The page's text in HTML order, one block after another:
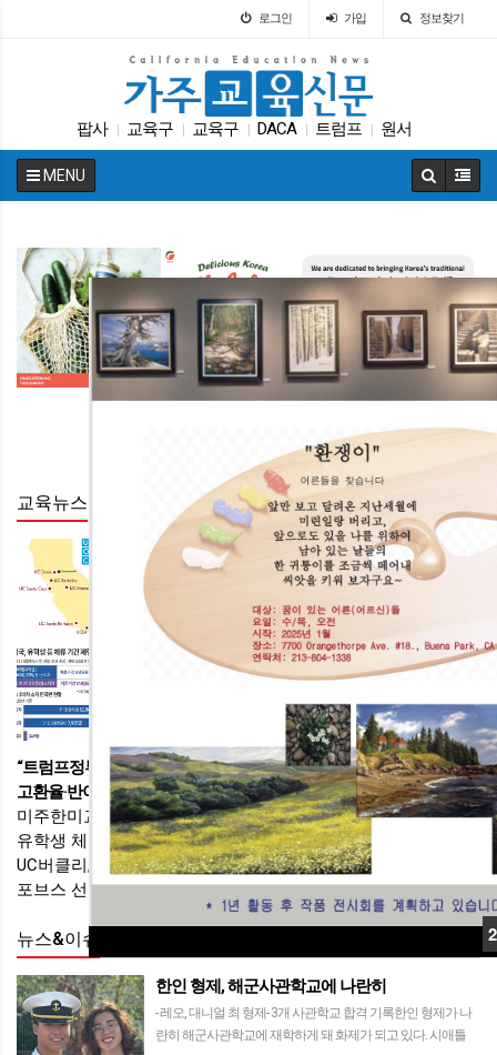
24hrs ⓧ ⓧ
로그인 가입 정보찾기
팝사 교육구 교육구 DACA 트럼프 원서
ACT 대학원 대입 바이든
MENU
교육뉴스
UC 한인 합격자 역대 최다… 편입 급증
- 올 가을 3,873명 합격- 가주 출신 최다 선발- UCLA 합격률 10%
리포니아 출신 신입생을 역대 최대 규모로 선발한 가운데, 한
인 합격자 수도 역대…
美비자 제한에 유학준비 학생들 초비상…"입시
앞두고 청천벽력"
- 커뮤니티에 걱정 글 잇달아…"4년에서 연장 어려울듯, 졸업해
도 곧 돌아와야"- 준비생들, 미국에서 캐나다 학교로 방향 트는
움직임도도널드 트럼프 미국 행정부가 유학생의 체류 기간을
최장 4년으로 제한하는 규정을 …
“트럼프정부, 외국인 졸업생에 ‘美 취업수수료’ 10만 달러 검토”
고환율·반이민 장벽에… 한인 유학생 급감
미주한미교육재단’으로 새롭게 탄생
유학생 체류 단속 강화…“OPT 사기 1만건”
UC버클리, 美대학 최초 한국어수업 83년만에 첫 한국학 졸업생
포브스 선정 ‘뉴 아이비’ 대학
뉴스&이슈
한인 형제, 해군사관학교에 나란히
- 레오, 대니얼 최 형제- 3개 사관학교 합격 기록한인 형제가 나
란히 해군사관학교에 재학하게 돼 화제가 되고 있다. 시애틀